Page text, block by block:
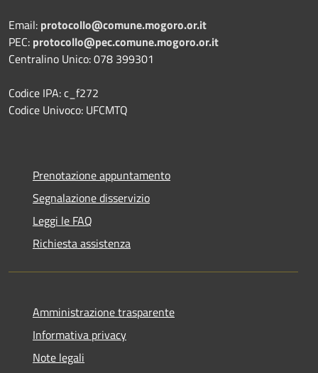
Email: protocollo@comune.mogoro.or.it
PEC: protocollo@pec.comune.mogoro.or.it
Centralino Unico: 078 399301
Codice IPA: c_f272
Codice Univoco: UFCMTQ
Prenotazione appuntamento
Segnalazione disservizio
Leggi le FAQ
Richiesta assistenza
Amministrazione trasparente
Informativa privacy
Note legali